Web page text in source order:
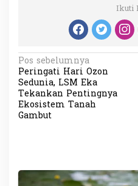
Ikuti
N
a
v
i
s
Pos sebelumnya
Peringati Hari Ozon
Sedunia, LSM Eka
Tekankan Pentingnya
Ekosistem Tanah
Gambut